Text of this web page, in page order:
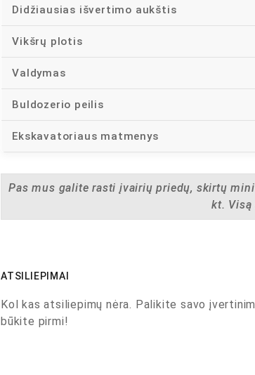
Didžiausias išvertimo aukštis
Vikšrų plotis
Valdymas
Buldozerio peilis
Ekskavatoriaus matmenys
Pas mus galite rasti įvairių priedų, skirtų
kt.
ATSILIEPIMAI
Kol kas atsiliepimų nėra. Palikite savo
būkite pirmi!